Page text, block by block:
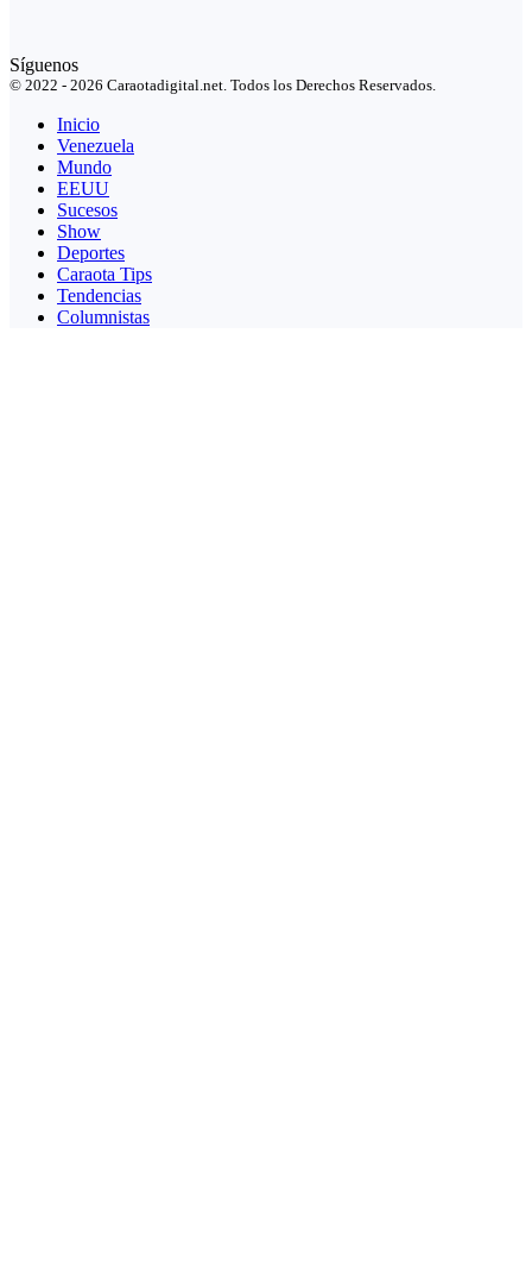
Síguenos
© 2022 - 2026 Caraotadigital.net. Todos los Derechos Reservados.
Inicio
Venezuela
Mundo
EEUU
Sucesos
Show
Deportes
Caraota Tips
Tendencias
Columnistas